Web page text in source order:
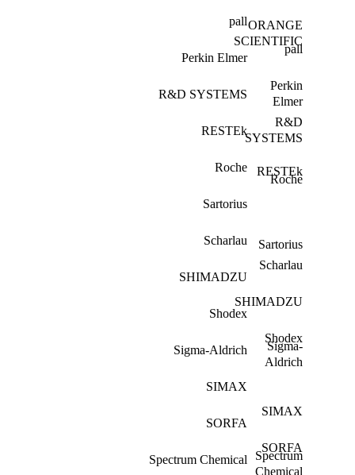
ORANGE
SCIENTIFIC
pall
pall
Perkin
Elmer
Perkin Elmer
R&D
SYSTEMS
R&D SYSTEMS
RESTEk
RESTEk
Roche
Roche
Sartorius
Sartorius
Scharlau
Scharlau
SHIMADZU
SHIMADZU
Shodex
Shodex
Sigma-
Aldrich
Sigma-Aldrich
SIMAX
SIMAX
SORFA
SORFA
Spectrum
Chemical
Spectrum Chemical